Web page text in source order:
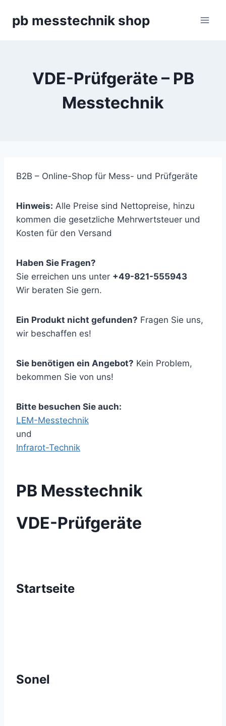
Inhaltpb messtechnik shop
VDE-Prüfgeräte – PB
Messtechnik
B2B – Online-Shop für Mess- und Prüfgeräte
Hinweis: Alle Preise sind Nettopreise, hinzu
kommen die gesetzliche Mehrwertsteuer und
Kosten für den Versand
Haben Sie Fragen?
Sie erreichen uns unter +49-821-555943
Wir beraten Sie gern.
Ein Produkt nicht gefunden? Fragen Sie uns,
wir beschaffen es!
Sie benötigen ein Angebot? Kein Problem,
bekommen Sie von uns!
Bitte besuchen Sie auch:
LEM-Messtechnik
und
Infrarot-Technik
PB Messtechnik
VDE-Prüfgeräte
Startseite
Sonel